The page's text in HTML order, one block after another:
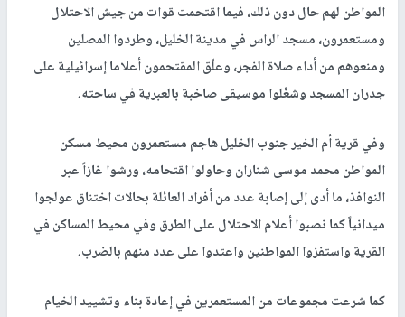
المواطن لهم حال دون ذلك، فيما اقتحمت قوات من جيش الاحتلال
ومستعمرون، مسجد الراس في مدينة الخليل، وطردوا المصلين
ومنعوهم من أداء صلاة الفجر، وعلّق المقتحمون أعلاما إسرائيلية على
جدران المسجد وشغّلوا موسيقى صاخبة بالعبرية في ساحته.
وفي قرية أم الخير جنوب الخليل هاجم مستعمرون محيط مسكن
المواطن محمد موسى شناران وحاولوا اقتحامه، ورشوا غازاً عبر
النوافذ، ما أدى إلى إصابة عدد من أفراد العائلة بحالات اختناق عولجوا
ميدانياً كما نصبوا أعلام الاحتلال على الطرق وفي محيط المساكن في
القرية واستفزوا المواطنين واعتدوا على عدد منهم بالضرب.
كما شرعت مجموعات من المستعمرين في إعادة بناء وتشييد الخيام